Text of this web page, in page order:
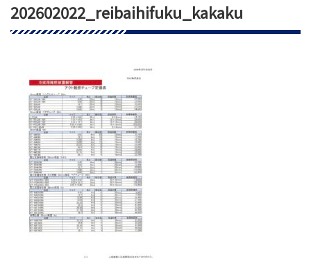
202602022_reibaihifuku_kakaku